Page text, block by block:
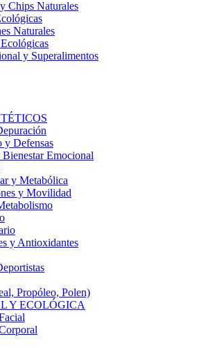
Chips Naturales
Naturales
y Superalimentos
y Defensas
Emocional
y Metabólica
y Movilidad
y Antioxidantes
Propóleo, Polen)
Y ECOLÓGICA